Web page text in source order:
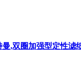
,双圈加强型定性滤